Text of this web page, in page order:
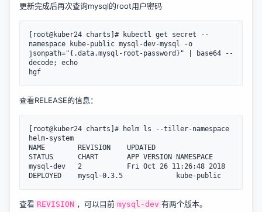
更新完成后再次查询mysql的root用户密码
[root@kuber24 charts]# kubectl get secret --
namespace kube-public mysql-dev-mysql -o
jsonpath="{.data.mysql-root-password}" | base64 --
decode; echo
查看RELEASE的信息：
[root@kuber24 charts]# helm ls --tiller-namespace
helm-system
NAME     	REVISION	UPDATED
STATUS  	CHART      	APP VERSION	NAMESPACE
mysql-dev	2       	Fri Oct 26 11:26:48 2018
查看 REVISION ，可以目前 mysql-dev 有两个版本。